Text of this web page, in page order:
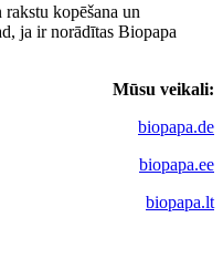
kopēšana un
ja ir norādītas Biopapa
Mūsu veikali:
biopapa.de
biopapa.ee
biopapa.lt